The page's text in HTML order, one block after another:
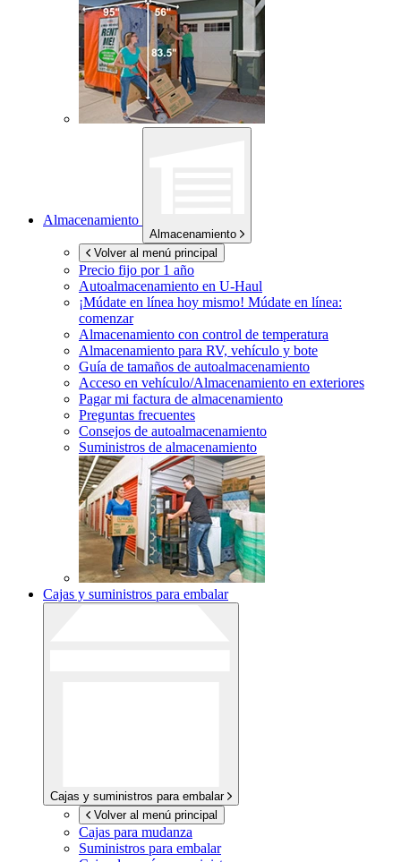
Almacenamiento
Almacenamiento
Volver al menú principal
Precio fijo por 1 año
Autoalmacenamiento en U-Haul
¡Múdate en línea hoy mismo! Múdate en línea:
comenzar
Almacenamiento con control de temperatura
Almacenamiento para RV, vehículo y bote
Guía de tamaños de autoalmacenamiento
Acceso en vehículo/Almacenamiento en exteriores
Pagar mi factura de almacenamiento
Preguntas frecuentes
Consejos de autoalmacenamiento
Suministros de almacenamiento
Cajas y suministros para embalar
Cajas y suministros para embalar
Volver al menú principal
Cajas para mudanza
Suministros para embalar